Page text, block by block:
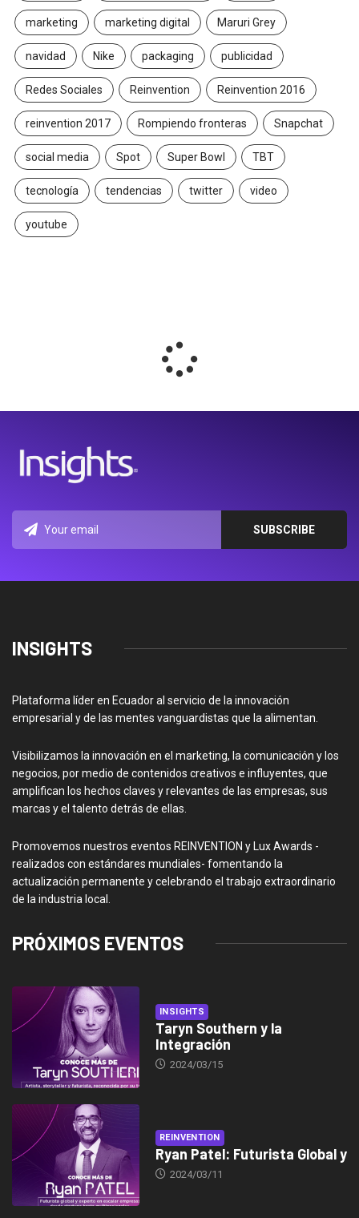
marketing marketing digital Maruri Grey
navidad Nike packaging publicidad
Redes Sociales Reinvention Reinvention 2016
reinvention 2017 Rompiendo fronteras Snapchat
social media Spot Super Bowl TBT
tecnología tendencias twitter video
youtube
INSIGHTS
Plataforma líder en Ecuador al servicio de la innovación
empresarial y de las mentes vanguardistas que la alimentan.
Visibilizamos la innovación en el marketing, la comunicación y los
negocios, por medio de contenidos creativos e influyentes, que
amplifican los hechos claves y relevantes de las empresas, sus
marcas y el talento detrás de ellas.
Promovemos nuestros eventos REINVENTION y Lux Awards -
realizados con estándares mundiales- fomentando la
actualización permanente y celebrando el trabajo extraordinario
de la industria local.
PRÓXIMOS EVENTOS
INSIGHTS
Taryn Southern y la
Integración
2024/03/15
REINVENTION
Ryan Patel: Futurista Global y
2024/03/11